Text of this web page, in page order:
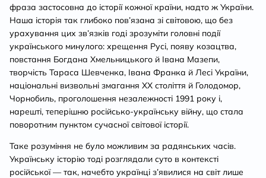
фраза застосовна до історії кожної країни, надто ж України.
Наша історія так глибоко пов’язана зі світовою, що без
урахування цих зв’язків годі зрозуміти головні події
українського минулого: хрещення Русі, появу козацтва,
повстання Богдана Хмельницького й Івана Мазепи,
творчість Тараса Шевченка, Івана Франка й Лесі України,
національні визвольні змагання ХХ століття й Голодомор,
Чорнобиль, проголошення незалежності 1991 року і,
нарешті, теперішню російсько-українську війну, що стала
поворотним пунктом сучасної світової історії.
Таке розуміння не було можливим за радянських часів.
Українську історію тоді розглядали суто в контексті
російської — так, начебто українці з’явилися на світ лише